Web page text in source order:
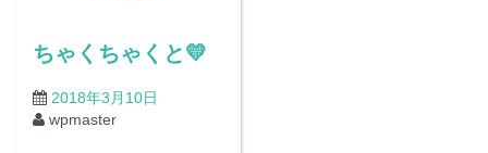
ちゃくちゃくと💛
2018年3月10日
wpmaster